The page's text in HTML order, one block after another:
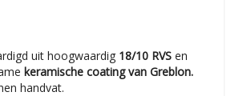
uit hoogwaardig 18/10 RVS en
keramische coating van Greblon.
handvat.